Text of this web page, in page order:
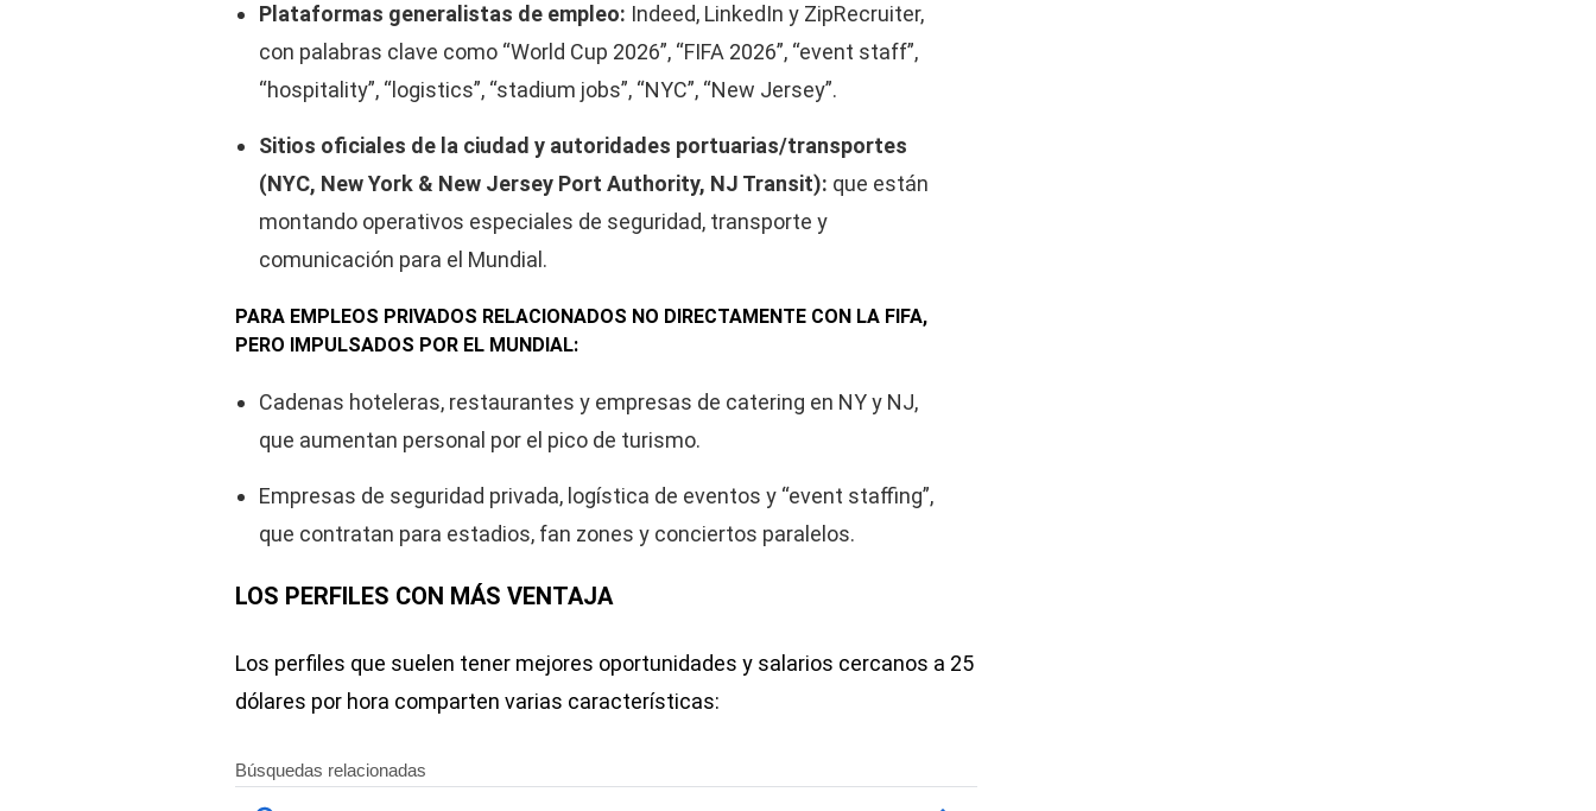
Plataformas generalistas de empleo: Indeed, LinkedIn y ZipRecruiter,
con palabras clave como “World Cup 2026”, “FIFA 2026”, “event staff”,
“hospitality”, “logistics”, “stadium jobs”, “NYC”, “New Jersey”.
Sitios oficiales de la ciudad y autoridades portuarias/transportes
(NYC, New York & New Jersey Port Authority, NJ Transit): que están
montando operativos especiales de seguridad, transporte y
comunicación para el Mundial.
PARA EMPLEOS PRIVADOS RELACIONADOS NO DIRECTAMENTE CON LA FIFA,
PERO IMPULSADOS POR EL MUNDIAL:
Cadenas hoteleras, restaurantes y empresas de catering en NY y NJ,
que aumentan personal por el pico de turismo.
Empresas de seguridad privada, logística de eventos y “event staffing”,
que contratan para estadios, fan zones y conciertos paralelos.
LOS PERFILES CON MÁS VENTAJA
Los perfiles que suelen tener mejores oportunidades y salarios cercanos a 25
dólares por hora comparten varias características: